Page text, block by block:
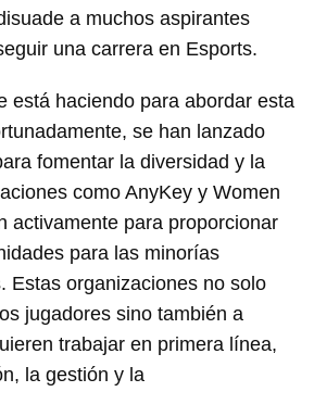
a muchos aspirantes
una carrera en Esports.
está haciendo para abordar esta
se han lanzado
fomentar la diversidad y la
como AnyKey y Women
activamente para proporcionar
para las minorías
Estas organizaciones no solo
jugadores sino también a
trabajar en primera línea,
la gestión y la